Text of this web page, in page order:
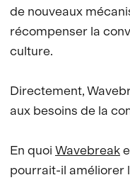
de nouveaux
récompenser la
culture.
Directement,
aux besoins de la
En quoi Wavebreak
pourrait-il améliorer